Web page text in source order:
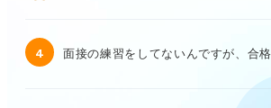
4 面接の練習をしてないんですが、合